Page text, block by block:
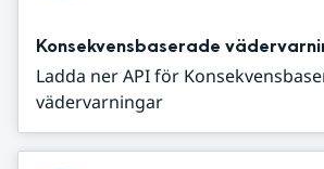
Konsekvensbaserade
Ladda ner API för
vädervarningar